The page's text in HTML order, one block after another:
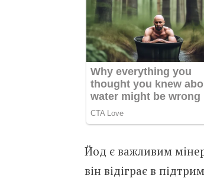
Йод є важливим
він відіграє в